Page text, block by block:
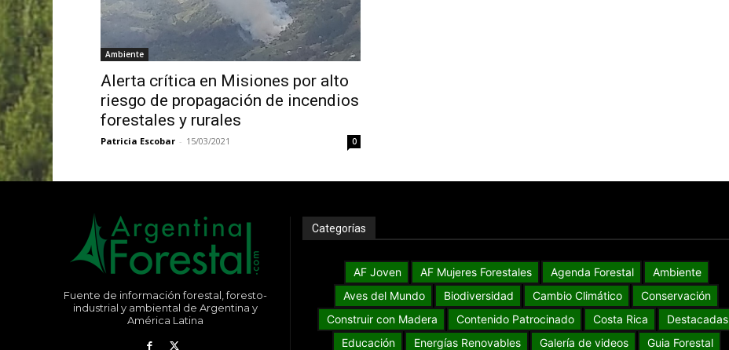
Ambiente
Alerta crítica en Misiones por alto
riesgo de propagación de incendios
forestales y rurales
Patricia Escobar - 15/03/2021 0
Fuente de información forestal, foresto-
industrial y ambiental de Argentina y
América Latina
Categorías
AF Joven AF Mujeres Forestales Agenda Forestal
Ambiente
Aves del Mundo
Biodiversidad Cambio Climático
Conservación
Construir con Madera
Contenido Patrocinado Costa Rica
Destacadas
Educación
Energías Renovables Galería de videos
Guia Forestal